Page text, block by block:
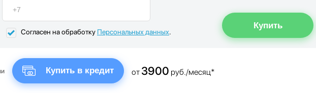
Согласен на обработку Персональных данных.
Купить в кредит от 3900 руб./месяц*